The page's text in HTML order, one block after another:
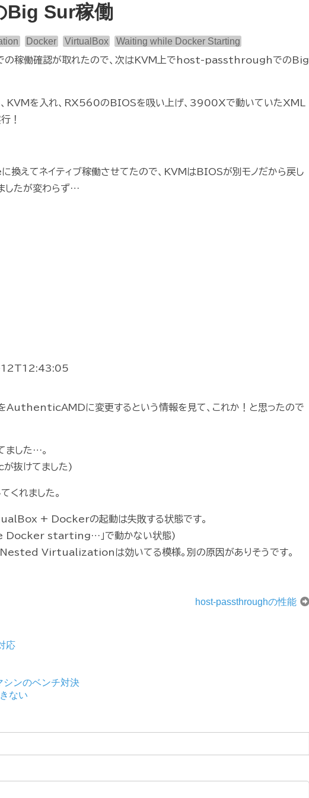
Sur稼働
Docker VirtualBox Waiting while Docker Starting
の稼働確認が取れたので、次はKVM上でhost-passthroughでのBig
KVMを入れ、RX560のBIOSを吸い上げ、3900Xで動いていたXML
！
ネイティブ稼働させてたので、KVMはBIOSが別モノだから戻し
したが変わらず…
に変更するという情報を見て、これか！と思ったので
ました…。
抜けてました)
くれました。
+ Dockerの起動は失敗する状態です。
Docker starting…」で動かない状態)
Nested Virtualizationは効いてる模様。別の原因がありそうです。
host-passthroughの性能
応
ンのベンチ対決
ない